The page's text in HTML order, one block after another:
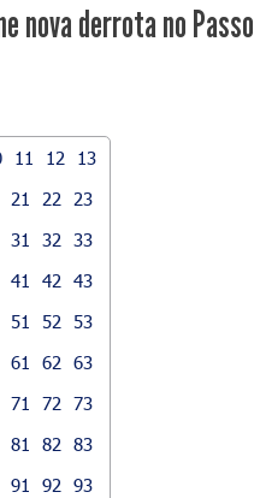
nova derrota no Passo
11 12
13
21 22
23
31 32
33
41 42
43
51 52
53
61 62
63
71 72
73
81 82
83
91 92
93